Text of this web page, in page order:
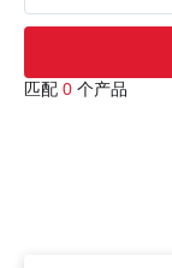
匹配 0 个产品